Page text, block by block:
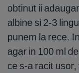
obtinut ii
albine si 2-3
punem la rece.
agar in 100 ml
ce s-a racit